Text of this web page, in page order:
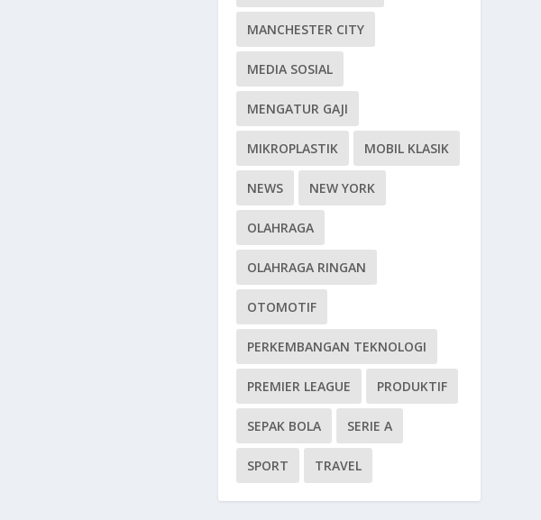
MANCHESTER CITY
MEDIA SOSIAL
MENGATUR GAJI
MIKROPLASTIK MOBIL KLASIK
NEWS NEW YORK
OLAHRAGA
OLAHRAGA RINGAN
OTOMOTIF
PERKEMBANGAN TEKNOLOGI
PREMIER LEAGUE PRODUKTIF
SEPAK BOLA SERIE A
SPORT TRAVEL